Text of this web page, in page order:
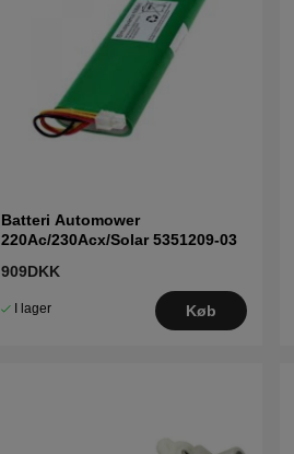
Batteri Automower
220Ac/230Acx/Solar 5351209-03
909DKK
I lager Køb